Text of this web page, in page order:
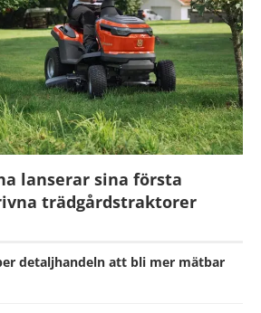
lanserar sina första
trädgårdstraktorer
detaljhandeln att bli mer mätbar